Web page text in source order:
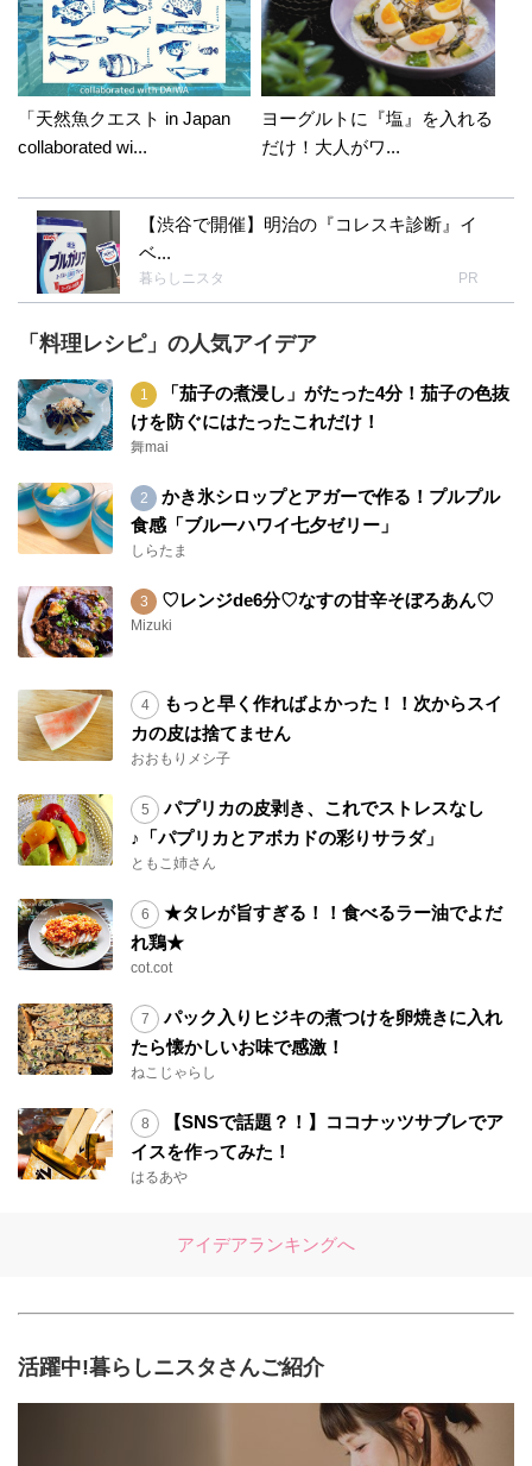
「天然魚クエスト in Japan
collaborated wi...
ヨーグルトに『塩』を入れる
だけ！大人がワ...
【渋谷で開催】明治の『コレスキ診断』イ
ベ...
暮らしニスタ PR
「料理レシピ」の人気アイデア
「茄子の煮浸し」がたった4分！茄子の色抜
けを防ぐにはたったこれだけ！
舞mai
かき氷シロップとアガーで作る！プルプル
食感「ブルーハワイ七夕ゼリー」
しらたま
♡レンジde6分♡なすの甘辛そぼろあん♡
Mizuki
もっと早く作ればよかった！！次からスイ
カの皮は捨てません
おおもりメシ子
パプリカの皮剥き、これでストレスなし
♪「パプリカとアボカドの彩りサラダ」
ともこ姉さん
★タレが旨すぎる！！食べるラー油でよだ
れ鶏★
cot.cot
パック入りヒジキの煮つけを卵焼きに入れ
たら懐かしいお味で感激！
ねこじゃらし
【SNSで話題？！】ココナッツサブレでア
イスを作ってみた！
はるあや
アイデアランキングへ
活躍中!暮らしニスタさんご紹介